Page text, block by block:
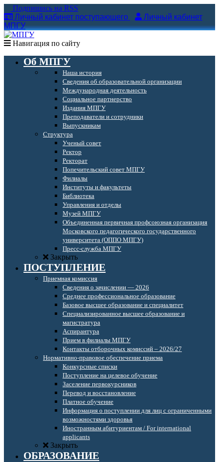
Подпишись на RSS
Личный кабинет поступающего
Личный кабинет
МПГУ
Навигация по сайту
Об МПГУ
Наша история
Сведения об образовательной организации
Международная деятельность
Социальное партнерство
Издания МПГУ
Преподаватели и сотрудники
Выпускникам
Структура
Ученый совет
Ректор
Ректорат
Попечительский совет МПГУ
Филиалы
Институты и факультеты
Библиотека
Управления и отделы
Музей МПГУ
Объединенная первичная профсоюзная организация
Московского педагогического государственного
университета (ОППО МПГУ)
Пресс-служба МПГУ
Закрыть
ПОСТУПЛЕНИЕ
Приемная комиссия
Сведения о зачислении — 2026
Среднее профессиональное образование
Базовое высшее образование и специалитет
Специализированное высшее образование и
магистратура
Аспирантура
Прием в филиалы МПГУ
Контакты отборочных комиссий – 2026/27
Нормативно-правовое обеспечение приема
Конкурсные списки
Поступление на целевое обучение
Заселение первокурсников
Перевод и восстановление
Платное обучение
Информация о поступлении для лиц с ограниченными
возможностями здоровья
Иностранным абитуриентам / For international
applicants
Закрыть
ОБРАЗОВАНИЕ